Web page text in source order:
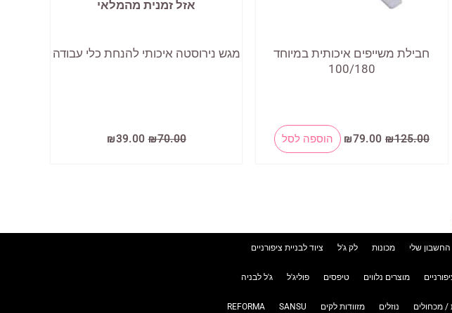
חבילת משייפים איכותית במיוחד
100/180
₪125.00
המחיר
המקורי
₪79.00
המחיר
הנוכחי
הוספה לסל
אזל זמנית מהמלאי
מגש נירוסטה איכותי להנחת כלי עבודה
₪70.00
המחיר
המקורי
₪39.00
החשבון שלי מכונות לק ג'ל ציוד לבניית ציפורניים
מוצרים נלווים טיפסים פוליג'ל ג'ל לבניה
מכחולים נוזלים מזוודות לקים SANSU
REFORMA